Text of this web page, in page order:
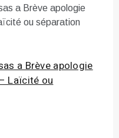
a Brève apologie
Laïcité ou